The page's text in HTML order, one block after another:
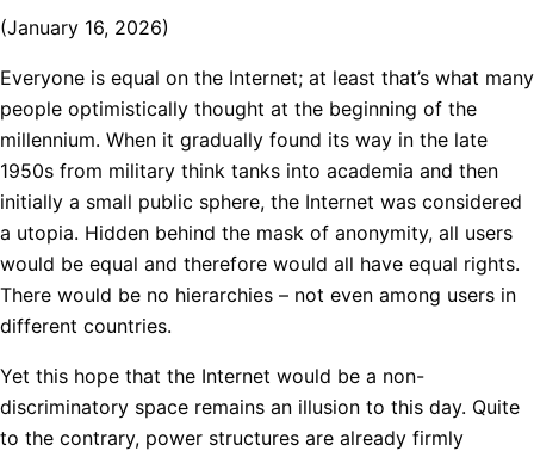
(January 16, 2026)
Everyone is equal on the Internet; at least that’s what many
people optimistically thought at the beginning of the
millennium. When it gradually found its way in the late
1950s from military think tanks into academia and then
initially a small public sphere, the Internet was considered
a utopia. Hidden behind the mask of anonymity, all users
would be equal and therefore would all have equal rights.
There would be no hierarchies – not even among users in
different countries.
Yet this hope that the Internet would be a non-
discriminatory space remains an illusion to this day. Quite
to the contrary, power structures are already firmly